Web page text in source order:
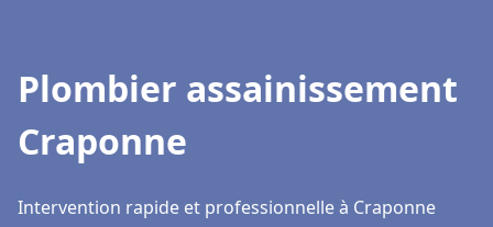
Plombier assainissement
Craponne
Intervention rapide et professionnelle à Craponne